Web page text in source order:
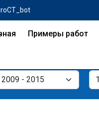
Примеры работ